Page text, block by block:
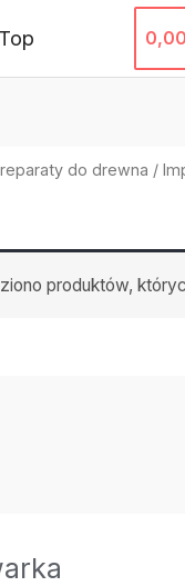
0,00
do drewna /
produktów,